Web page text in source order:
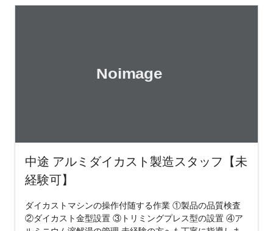
中途 アルミダイカスト製造スタッフ【未
経験可】
ダイカストマシンの操作付随する作業 ①製品の品質検査
②ダイカスト金型設置 ③トリミングプレス型の設置 ④ア